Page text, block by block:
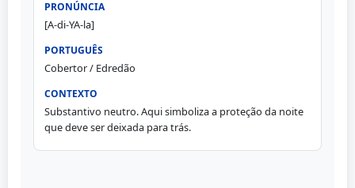
[A-di-YA-la]
Cobertor / Edredão
Substantivo neutro. Aqui simboliza a proteção da noite
que deve ser deixada para trás.